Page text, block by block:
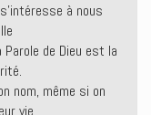
à nous
de Dieu est la
nom, même si on
vie.